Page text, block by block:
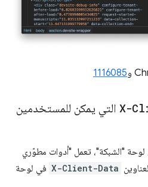
و1116085
X- التي يمكن للمستخدمين
"الشبكة"، تعمل "أدوات مطوّري
X-Client-Data في لوحة